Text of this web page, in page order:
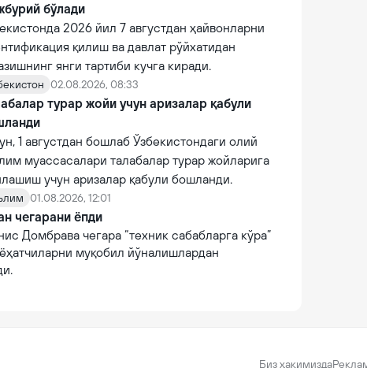
бўлади
2026 йил 7 августдан ҳайвонларни
қилиш ва давлат рўйхатидан
янги тартиби кучга киради.
02.08.2026, 08:33
турар жойи учун аризалар қабули
1 августдан бошлаб Ўзбекистондаги олий
муассасалари талабалар турар жойларига
учун аризалар қабули бошланди.
01.08.2026, 12:01
чегарани ёпди
Домбрава чегара “техник сабабларга кўра”
муқобил йўналишлардан
Биз ҳақимизда